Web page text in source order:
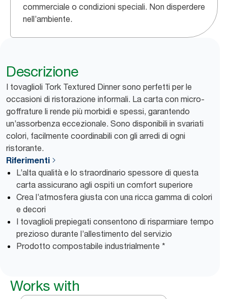
commerciale o condizioni speciali. Non disperdere
nell’ambiente.
Descrizione
I tovaglioli Tork Textured Dinner sono perfetti per le
occasioni di ristorazione informali. La carta con micro-
goffrature li rende più morbidi e spessi, garantendo
un’assorbenza eccezionale. Sono disponibili in svariati
colori, facilmente coordinabili con gli arredi di ogni
ristorante.
Riferimenti
L’alta qualità e lo straordinario spessore di questa
carta assicurano agli ospiti un comfort superiore
Crea l’atmosfera giusta con una ricca gamma di colori
e decori
I tovaglioli prepiegati consentono di risparmiare tempo
prezioso durante l’allestimento del servizio
Prodotto compostabile industrialmente *
Works with